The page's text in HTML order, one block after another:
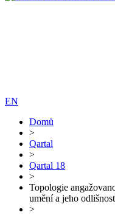
EN
Domů
>
Qartal
>
Qartal 18
>
Topologie
umění a jeho
>